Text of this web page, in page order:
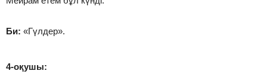
Би: «Гүлдер».
4-оқушы: